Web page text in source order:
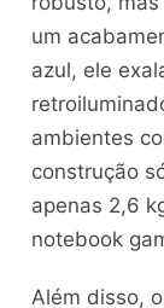
um
azul, ele
ambientes
construção
apenas 2,6
notebook
Além disso,